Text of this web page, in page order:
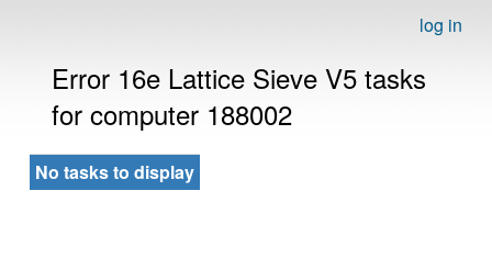
log in
Error 16e Lattice Sieve V5 tasks
for computer 188002
No tasks to display